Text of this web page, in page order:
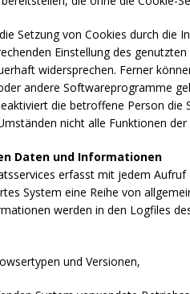
Setzung von Cookies durch die
Einstellung des
widersprechen. Ferner
andere Softwareprogramme
die betroffene Person die
nicht alle Funktionen
Daten und Informationen
erfasst mit jedem
System eine Reihe von
werden in den Logfiles
und Versionen,